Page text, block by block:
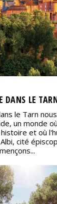
DANS LE
le Tarn
un monde
histoire et où
cité